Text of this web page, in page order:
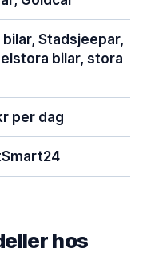
bilar, Stadsjeepar,
bilar, stora
per dag
hos